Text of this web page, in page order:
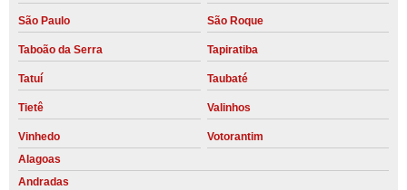
São Paulo São Roque
Taboão da Serra Tapiratiba
Tatuí Taubaté
Tietê Valinhos
Vinhedo
Votorantim
Alagoas
Andradas